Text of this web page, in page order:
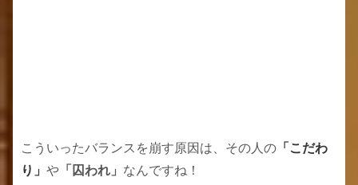
こういったバランスを崩す原因は、その人の 「こだわ
り」 や 「囚われ」 なんですね！